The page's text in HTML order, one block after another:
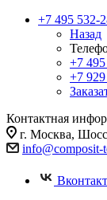
+7 495 532-
Назад
+7
+7
Контактная
г. Москва,
info@composit-